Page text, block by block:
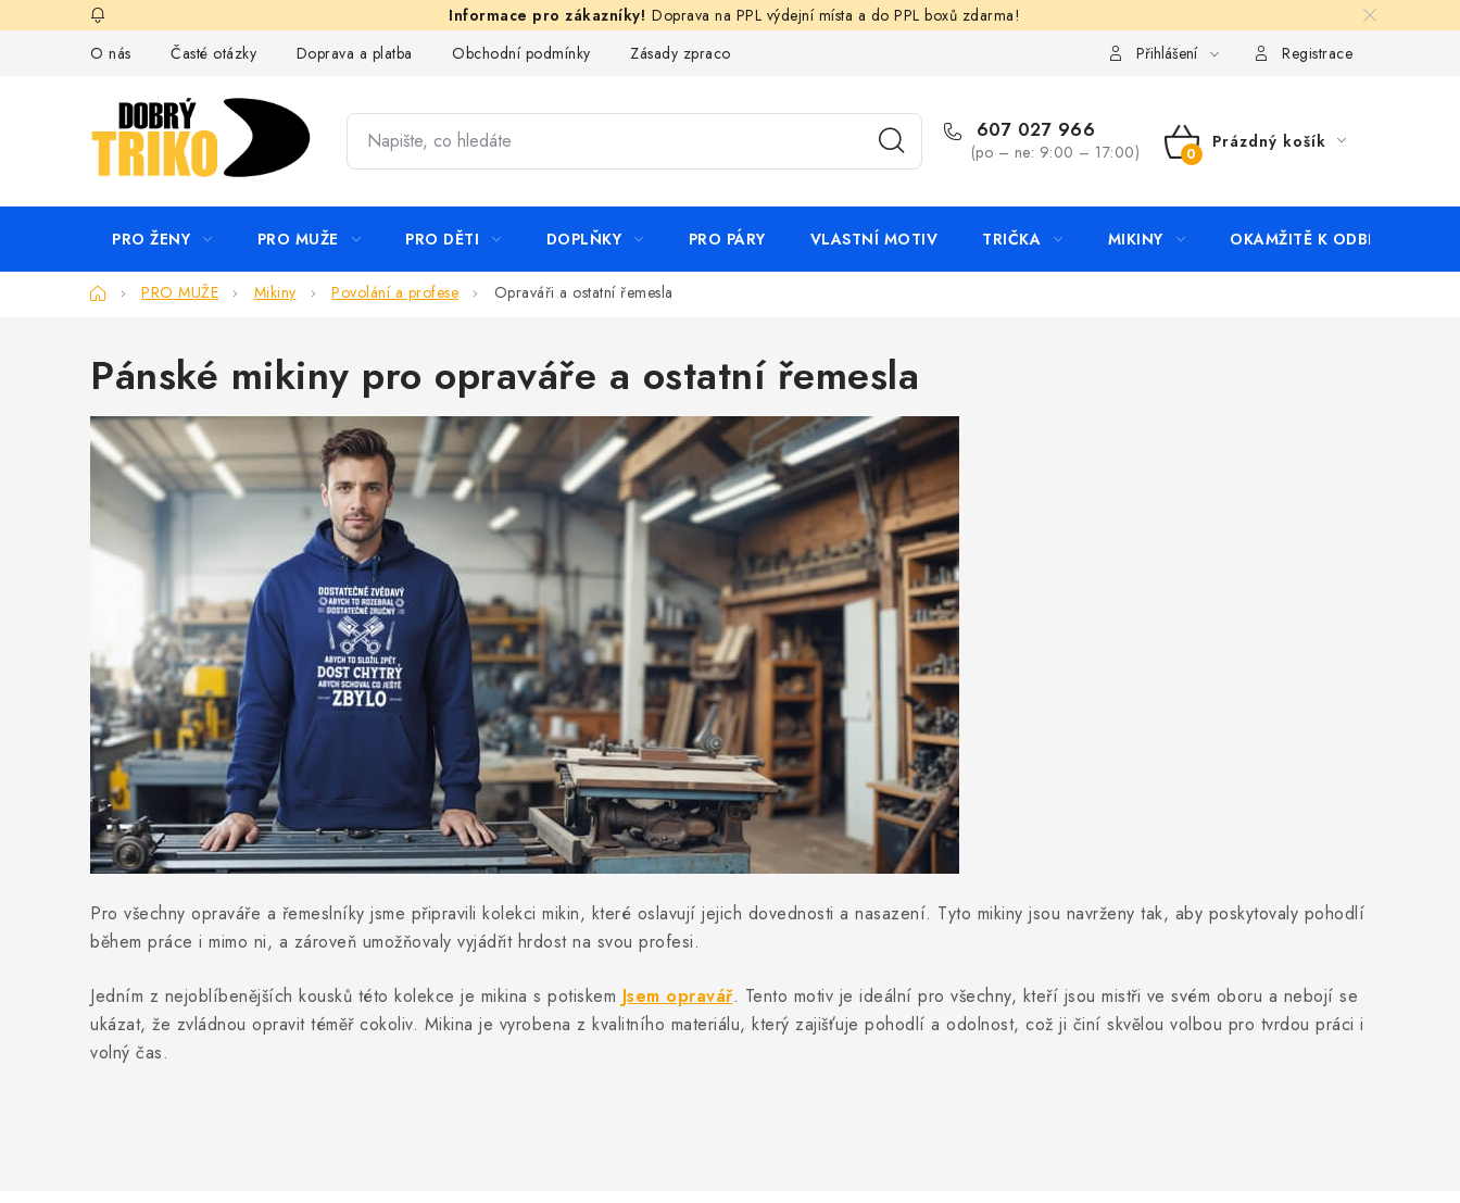
na
Doprava na PPL výdejní místa a do PPL boxů zdarma!
O nás
Časté otázky Doprava a platba Obchodní podmínky Zásady zpracování ochrany osobních údajů KontaktyPřihlášení Registrace
607 027 966
(po – ne: 9:00 – 17:00)
NÁKUPNÍ
Prázdný košík
PRO ŽENY PRO MUŽE PRO DĚTI DOPLŇKY PRO PÁRY VLASTNÍ MOTIV TRIČKA MIKINY OKAMŽITĚ K ODBĚRU
DomůPRO MUŽE Mikiny Povolání a profese Opraváři a ostatní řemesla
Pánské mikiny pro opraváře a ostatní řemesla
Pro všechny opraváře a řemeslníky jsme připravili kolekci mikin, které oslavují jejich dovednosti a nasazení. Tyto mikiny jsou navrženy tak, aby poskytovaly pohodlí
během práce i mimo ni, a zároveň umožňovaly vyjádřit hrdost na svou profesi.
Jedním z nejoblíbenějších kousků této kolekce je mikina s potiskem Jsem opravář. Tento motiv je ideální pro všechny, kteří jsou mistři ve svém oboru a nebojí se
ukázat, že zvládnou opravit téměř cokoliv. Mikina je vyrobena z kvalitního materiálu, který zajišťuje pohodlí a odolnost, což ji činí skvělou volbou pro tvrdou práci i
volný čas.